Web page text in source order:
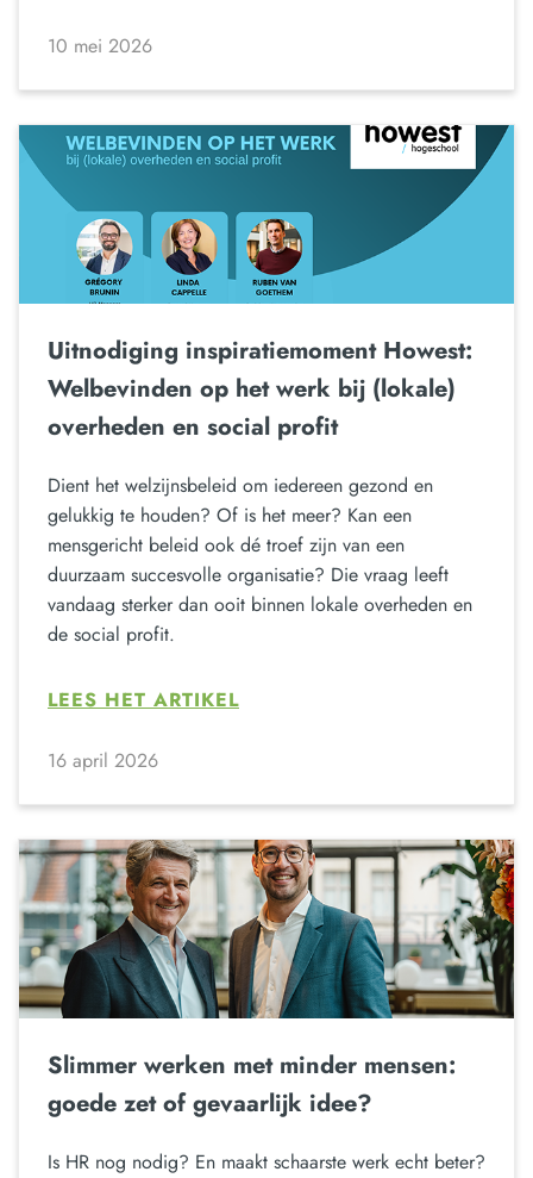
10 mei 2026
Uitnodiging inspiratiemoment Howest:
Welbevinden op het werk bij (lokale)
overheden en social profit
Dient het welzijnsbeleid om iedereen gezond en
gelukkig te houden? Of is het meer? Kan een
mensgericht beleid ook dé troef zijn van een
duurzaam succesvolle organisatie? Die vraag leeft
vandaag sterker dan ooit binnen lokale overheden en
de social profit.
LEES HET ARTIKEL
16 april 2026
Slimmer werken met minder mensen:
goede zet of gevaarlijk idee?
Is HR nog nodig? En maakt schaarste werk echt beter?